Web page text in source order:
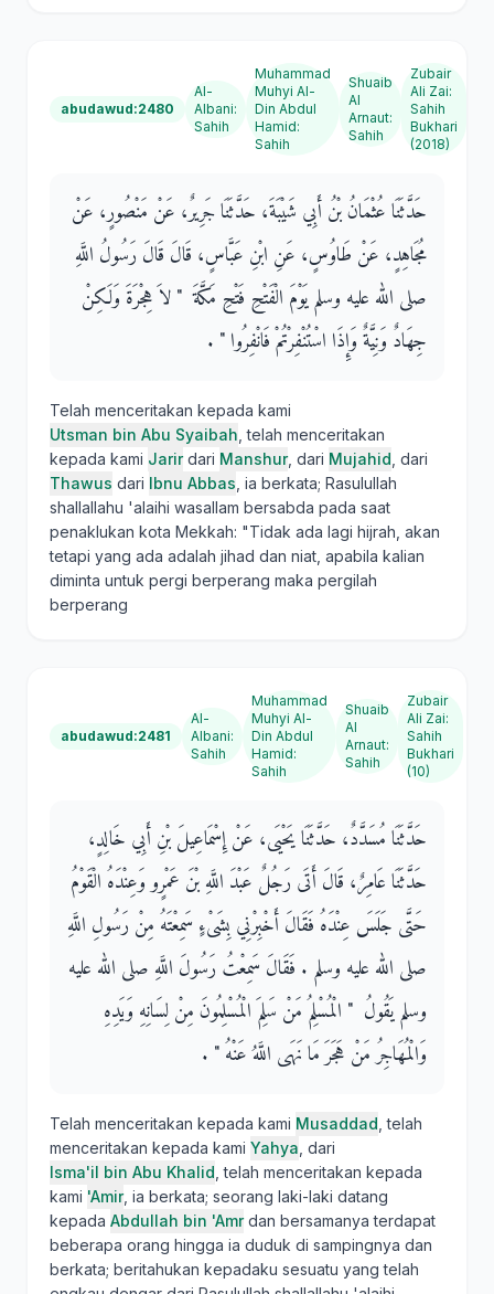
abudawud:2480
Al-
Albani:
Sahih
Muhammad
Muhyi Al-
Din Abdul
Hamid:
Sahih
Shuaib
Al
Arnaut:
Sahih
Zubair
Ali Zai:
Sahih
Bukhari
(2018)
حَدَّثَنَا عُثْمَانُ بْنُ أَبِي شَيْبَةَ، حَدَّثَنَا جَرِيرٌ، عَنْ مَنْصُورٍ، عَنْ
مُجَاهِدٍ، عَنْ طَاوُسٍ، عَنِ ابْنِ عَبَّاسٍ، قَالَ قَالَ رَسُولُ اللَّهِ
صلى الله عليه وسلم يَوْمَ الْفَتْحِ فَتْحِ مَكَّةَ ‏ "‏ لاَ هِجْرَةَ وَلَكِنْ
جِهَادٌ وَنِيَّةٌ وَإِذَا اسْتُنْفِرْتُمْ فَانْفِرُوا ‏"‏ ‏.‏
Telah menceritakan kepada kami
Utsman bin Abu Syaibah , telah menceritakan
kepada kami Jarirdari Manshur, dari Mujahid , dari
Thawus dari Ibnu Abbas , ia berkata; Rasulullah
shallallahu 'alaihi wasallam bersabda pada saat
penaklukan kota Mekkah: "Tidak ada lagi hijrah, akan
tetapi yang ada adalah jihad dan niat, apabila kalian
diminta untuk pergi berperang maka pergilah
berperang
abudawud:2481
Al-
Albani:
Sahih
Muhammad
Muhyi Al-
Din Abdul
Hamid:
Sahih
Shuaib
Al
Arnaut:
Sahih
Zubair
Ali Zai:
Sahih
Bukhari
(10)
حَدَّثَنَا مُسَدَّدٌ، حَدَّثَنَا يَحْيَى، عَنْ إِسْمَاعِيلَ بْنِ أَبِي خَالِدٍ،
حَدَّثَنَا عَامِرٌ، قَالَ أَتَى رَجُلٌ عَبْدَ اللَّهِ بْنَ عَمْرٍو وَعِنْدَهُ الْقَوْمُ
حَتَّى جَلَسَ عِنْدَهُ فَقَالَ أَخْبِرْنِي بِشَىْءٍ سَمِعْتَهُ مِنْ رَسُولِ اللَّهِ
صلى الله عليه وسلم ‏.‏ فَقَالَ سَمِعْتُ رَسُولَ اللَّهِ صلى الله عليه
وسلم يَقُولُ ‏ "‏ الْمُسْلِمُ مَنْ سَلِمَ الْمُسْلِمُونَ مِنْ لِسَانِهِ وَيَدِهِ
وَالْمُهَاجِرُ مَنْ هَجَرَ مَا نَهَى اللَّهُ عَنْهُ ‏"‏ ‏.‏
Telah menceritakan kepada kami Musaddad , telah
menceritakan kepada kami Yahya , dari
Isma'il bin Abu Khalid , telah menceritakan kepada
kami 'Amir, ia berkata; seorang laki-laki datang
kepada Abdullah bin 'Amrdan bersamanya terdapat
beberapa orang hingga ia duduk di sampingnya dan
berkata; beritahukan kepadaku sesuatu yang telah